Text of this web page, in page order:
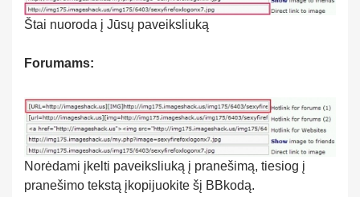
Štai nuoroda į Jūsų paveiksliuką
Forumams:
Norėdami įkelti paveiksliuką į pranešimą, tiesiog į
pranešimo tekstą įkopijuokite šį BBkodą.